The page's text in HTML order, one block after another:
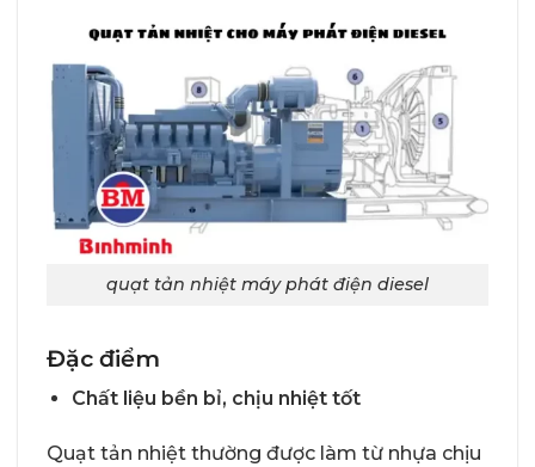
quạt tản nhiệt máy phát điện diesel
Đặc điểm
Chất liệu bền bỉ, chịu nhiệt tốt
Quạt tản nhiệt thường được làm từ nhựa chịu